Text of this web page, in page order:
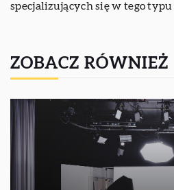
specjalizujących się w tego typu
ZOBACZ RÓWNIEŻ